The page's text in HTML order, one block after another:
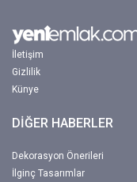
İletişim
Gizlilik
Künye
DİĞER HABERLER
Dekorasyon Önerileri
İlginç Tasarımlar